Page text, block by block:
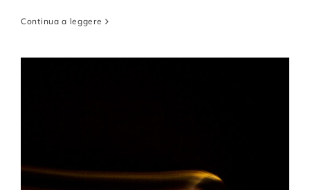
Continua a leggere